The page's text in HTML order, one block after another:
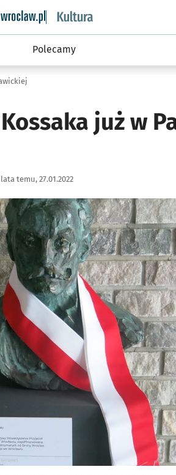
informacyjny wroclaw.pl podserwis:
Polecamy
już w
temu, 27.01.2022